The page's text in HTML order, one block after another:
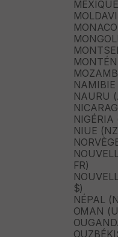
NAURU
NIUE
FR)
$)
NÉPAL
OMAN